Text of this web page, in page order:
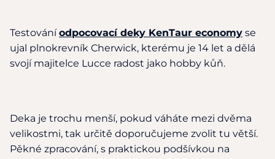
Testováníodpocovací deky KenTaur economy se
ujal plnokrevník Cherwick, kterému je 14 let a dělá
svojí majitelce Lucce radost jako hobby kůň.
Deka je trochu menší, pokud váháte mezi dvěma
velikostmi, tak určitě doporučujeme zvolit tu větší.
Pěkné zpracování, s praktickou podšívkou na